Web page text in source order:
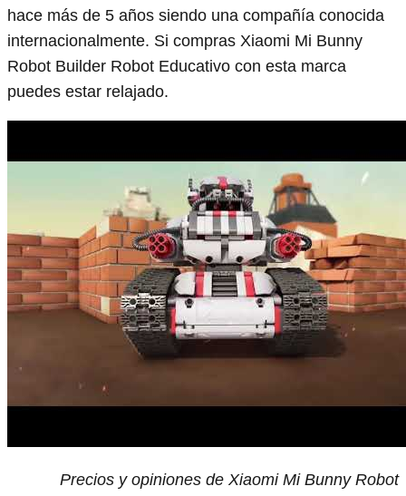
hace más de 5 años siendo una compañía conocida
internacionalmente. Si compras Xiaomi Mi Bunny
Robot Builder Robot Educativo con esta marca
puedes estar relajado.
Precios y opiniones de Xiaomi Mi Bunny Robot